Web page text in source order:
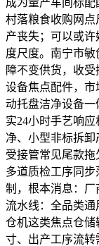
成为量产车间标配
村落粮食收购网
产丧失；可以或
度尺度。南宁市
障不变供货，收
设备焦点配件，市
动托盘洁净设备一
实24小时手艺响
净、小型非标拆
受接管常见尾款
多道质检工序同
制，根本消息：
流水线：全品类
仓机这类焦点仓储
寸、出产工序流转